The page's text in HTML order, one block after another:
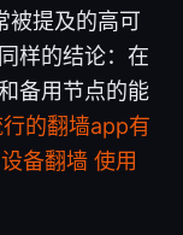
被提及的高可
样的结论：在
备用节点的能
行的翻墙app有
备翻墙 使用